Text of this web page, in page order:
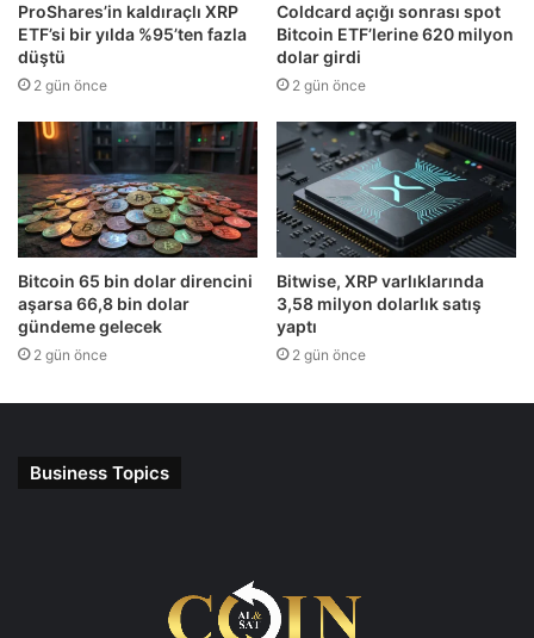
ProShares’in kaldıraçlı XRP
ETF’si bir yılda %95’ten fazla
düştü
2 gün önce
Coldcard açığı sonrası spot
Bitcoin ETF’lerine 620 milyon
dolar girdi
2 gün önce
Bitcoin 65 bin dolar direncini
aşarsa 66,8 bin dolar
gündeme gelecek
2 gün önce
Bitwise, XRP varlıklarında
3,58 milyon dolarlık satış
yaptı
2 gün önce
Business Topics